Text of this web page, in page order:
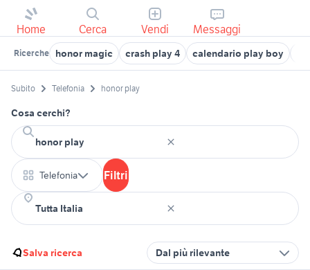
Home Cerca Vendi Messaggi
Ricerche honor magic crash play 4 calendario play boy
Subito Telefonia honor play
Cosa cerchi?
Telefonia Filtri
Salva ricerca Dal più rilevante